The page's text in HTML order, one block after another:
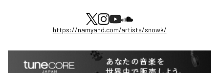
https://namyand.com/artists/snowk/